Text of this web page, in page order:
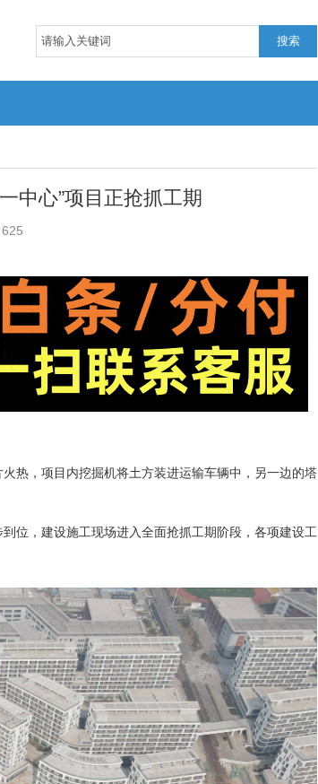
搜索
中心”项目正抢抓工期
625
热，项目内挖掘机将土方装进运输车辆中，另一边的塔
位，建设施工现场进入全面抢抓工期阶段，各项建设工